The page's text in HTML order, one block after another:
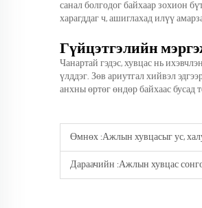
санал болгодог байхаар зохион
харагддаг ч, ашиглахад илүү
Гүйцэтгэлийн
Чанартай гэдэс, хувцас нь
үлддэг. Зөв ариутгал хийвэл
анхны өртөг өндөр байхаас бусад
Өмнөх :Ажлын хувцасыг ус,
Дараачийн :Ажлын хувцас